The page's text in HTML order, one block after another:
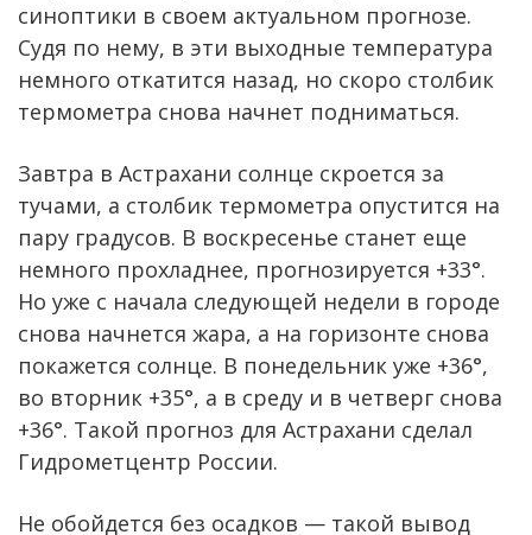
синоптики в своем актуальном прогнозе.
Судя по нему, в эти выходные температура
немного откатится назад, но скоро столбик
термометра снова начнет подниматься.
Завтра в Астрахани солнце скроется за
тучами, а столбик термометра опустится на
пару градусов. В воскресенье станет еще
немного прохладнее, прогнозируется +33°.
Но уже с начала следующей недели в городе
снова начнется жара, а на горизонте снова
покажется солнце. В понедельник уже +36°,
во вторник +35°, а в среду и в четверг снова
+36°. Такой прогноз для Астрахани сделал
Гидрометцентр России.
Не обойдется без осадков — такой вывод